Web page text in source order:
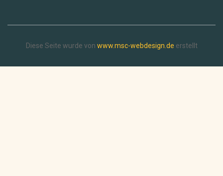
Diese Seite wurde von www.msc-webdesign.de erstellt